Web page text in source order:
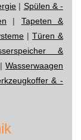
| Spülen & -
| Tapeten &
| Türen &
&
Wasserwaagen
& -